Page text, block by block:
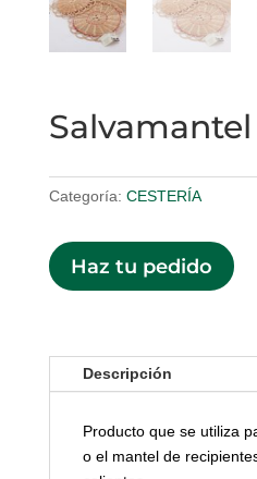
Salvamantel
Categoría: CESTERÍA
Haz tu pedido
Descripción
Producto que se utiliza
o el mantel de